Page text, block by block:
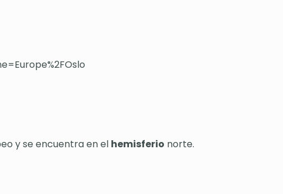
y se encuentra en el hemisferio norte.